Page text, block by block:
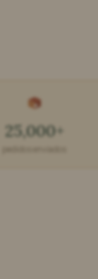
25,000+